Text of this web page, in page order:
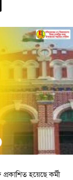
হয়েছে কর্মী